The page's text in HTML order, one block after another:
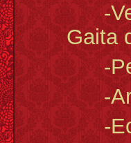
-
Gaita
-
-
-